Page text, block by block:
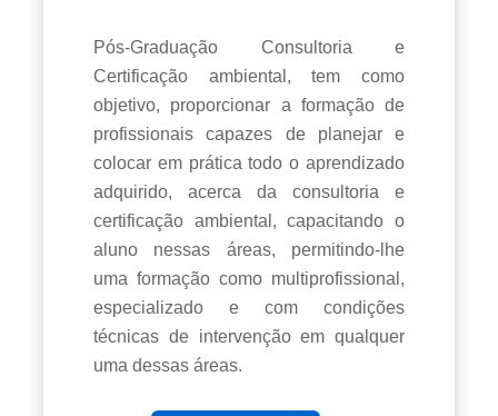
Pós-Graduação Consultoria e
Certificação ambiental, tem como
objetivo, proporcionar a formação de
profissionais capazes de planejar e
colocar em prática todo o aprendizado
adquirido, acerca da consultoria e
certificação ambiental, capacitando o
aluno nessas áreas, permitindo-lhe
uma formação como multiprofissional,
especializado e com condições
técnicas de intervenção em qualquer
uma dessas áreas.